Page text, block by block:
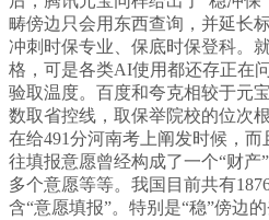
畴傍边只会用东西查询，并延长
冲刺时保专业、保底时保登科。
格，可是各类AI使用都还存正在
验取温度。百度和夸克相较于元
数取省控线，取保举院校的位次
在给491分河南考上阐发时候，
往填报意愿曾经构成了一个“财
多个意愿等等。我国目前共有
含“意愿填报”。特别是“稳”傍边